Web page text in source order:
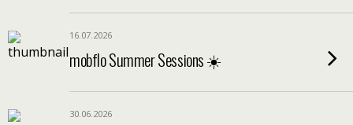
16.07.2026
mobflo Summer Sessions ☀️
30.06.2026